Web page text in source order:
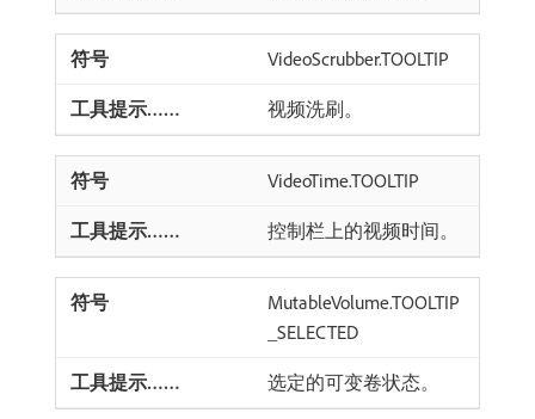
VideoScrubber.TOOLTIP
视频洗刷。
VideoTime.TOOLTIP
控制栏上的视频时间。
MutableVolume.TOOLTIP
_SELECTED
选定的可变卷状态。